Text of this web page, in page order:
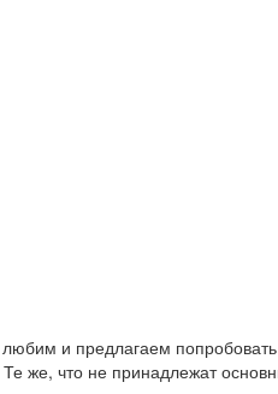
и предлагаем
же, что не принадлежат